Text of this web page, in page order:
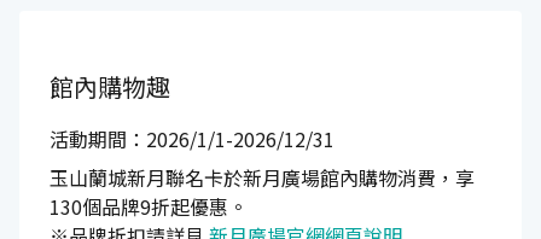
館內購物趣
活動期間：2026/1/1-2026/12/31
玉山蘭城新月聯名卡於新月廣場館內購物消費，享
130個品牌9折起優惠。